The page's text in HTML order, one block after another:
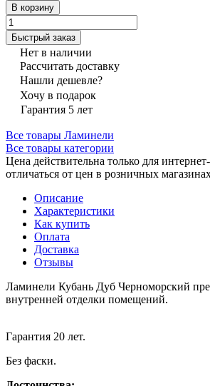
В корзину
Быстрый заказ
Нет в наличии
Рассчитать доставку
Нашли дешевле?
Хочу в подарок
Гарантия 5 лет
Все товары Ламинели
Все товары категории
Цена действительна только для
отличаться от цен в розничных
Описание
Характеристики
Как купить
Оплата
Доставка
Отзывы
Ламинели Кубань Дуб Черноморский
внутренней отделки помещений.
Гарантия 20 лет.
Без фаски.